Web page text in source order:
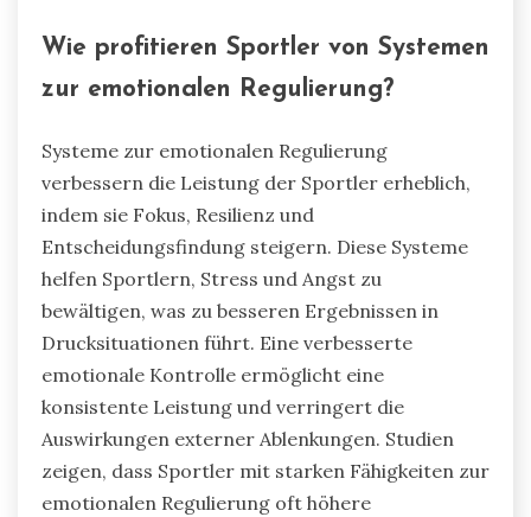
Wie profitieren Sportler von Systemen
zur emotionalen Regulierung?
Systeme zur emotionalen Regulierung
verbessern die Leistung der Sportler erheblich,
indem sie Fokus, Resilienz und
Entscheidungsfindung steigern. Diese Systeme
helfen Sportlern, Stress und Angst zu
bewältigen, was zu besseren Ergebnissen in
Drucksituationen führt. Eine verbesserte
emotionale Kontrolle ermöglicht eine
konsistente Leistung und verringert die
Auswirkungen externer Ablenkungen. Studien
zeigen, dass Sportler mit starken Fähigkeiten zur
emotionalen Regulierung oft höhere